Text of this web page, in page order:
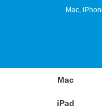
Mac,
Mac
iPad